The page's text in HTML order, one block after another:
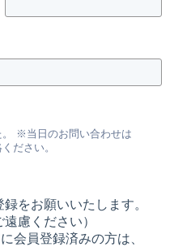
※当日のお問い合わせは
ださい。
をお願いいたします。
慮ください）
会員登録済みの方は、